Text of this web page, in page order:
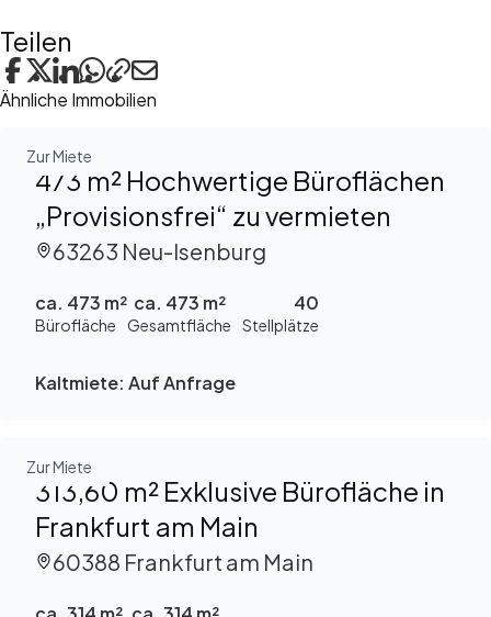
Teilen
Ähnliche Immobilien
Zur Miete
473 m² Hochwertige Büroflächen
„Provisionsfrei“ zu vermieten
63263 Neu-Isenburg
ca. 473 m²
Bürofläche
ca. 473 m²
Gesamtfläche
40
Stellplätze
Kaltmiete: Auf Anfrage
Zur Miete
313,60 m² Exklusive Bürofläche in
Frankfurt am Main
60388 Frankfurt am Main